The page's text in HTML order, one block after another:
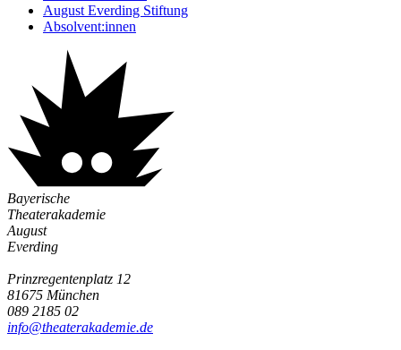
August Everding Stiftung
Absolvent:innen
Bayerische
Theaterakademie
August
Everding
Prinzregentenplatz 12
81675 München
089 2185 02
info@­theaterakademie.de